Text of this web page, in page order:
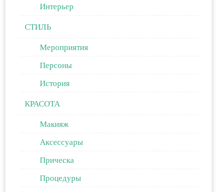
Интерьер
СТИЛЬ
Мероприятия
Персоны
История
КРАСОТА
Макияж
Аксессуары
Прическа
Процедуры